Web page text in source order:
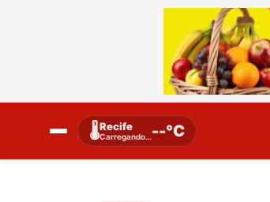
🌡️Recife
Carregando…--°C